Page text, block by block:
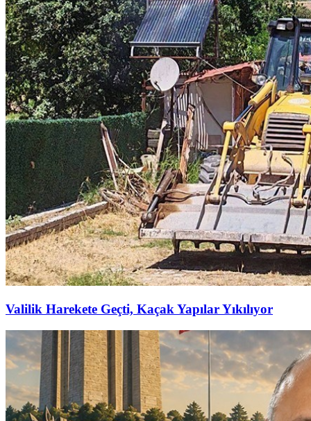
Valilik Harekete Geçti, Kaçak Yapılar Yıkılıyor